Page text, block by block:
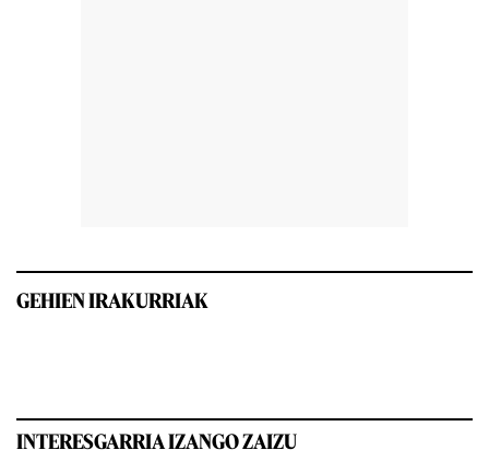
GEHIEN IRAKURRIAK
INTERESGARRIA IZANGO ZAIZU